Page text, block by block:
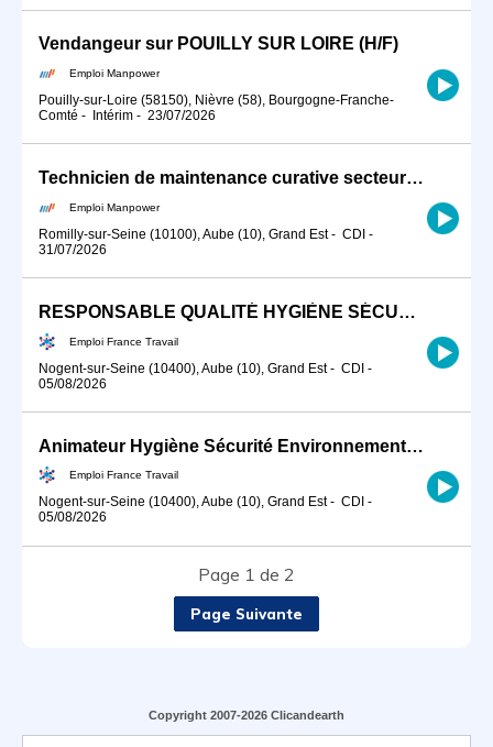
Vendangeur sur POUILLY SUR LOIRE (H/F)
Emploi Manpower
Pouilly-sur-Loire (58150), Nièvre (58), Bourgogne-Franche-
Comté - Intérim - 23/07/2026
Technicien de maintenance curative secteur éolien (H/F)
Emploi Manpower
Romilly-sur-Seine (10100), Aube (10), Grand Est- CDI -
31/07/2026
RESPONSABLE QUALITÉ HYGIÈNE SÉCURITÉ ENVIRONNEMENT (H/F)
Emploi France Travail
Nogent-sur-Seine (10400), Aube (10), Grand Est- CDI -
05/08/2026
Animateur Hygiène Sécurité Environnement HSE (H/F)
Emploi France Travail
Nogent-sur-Seine (10400), Aube (10), Grand Est- CDI -
05/08/2026
Page 1 de 2
Page Suivante
Copyright 2007-2026 Clicandearth